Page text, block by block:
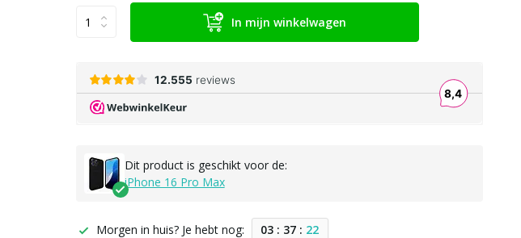
In mijn winkelwagen
Dit product is geschikt voor de:
iPhone 16 Pro Max
Morgen in huis? Je hebt nog: 03 : 37 : 21